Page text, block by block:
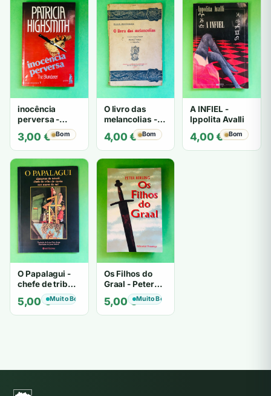
inocência
perversa -
PATRICIA
HIGHSMITH
3,00 € Bom
O livro das
melancolias -
Mantegazza
4,00€ Bom
A INFIEL -
Ippolita Avalli
4,00€ Bom
O Papalagui -
chefe de tribo
de tiavéa
5,00€Muito Bom
Os Filhos do
Graal - Peter
Berling
5,00€Muito Bom